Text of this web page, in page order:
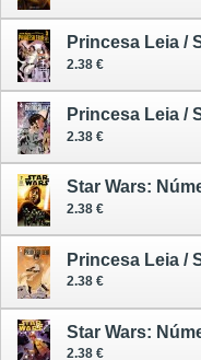
2.38 €
2.38 €
Star Wars:
2.38 €
2.38 €
Star Wars:
2.38 €